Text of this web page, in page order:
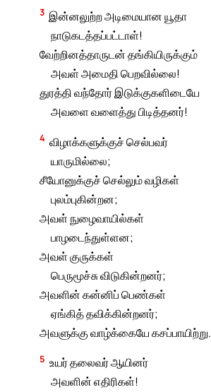
3 இன்னலுற்ற அடிமையான யூதா
நாடுகடத்தப்பட்டாள்!
வேற்றினத்தாருடன் தங்கியிருக்கும்
அவள் அமைதி பெறவில்லை!
துரத்தி வந்தோர் இடுக்குகளிடையே
அவளை வளைத்து பிடித்தனர்!
4 விழாக்களுக்குச் செல்பவர்
யாருமில்லை;
சீயோனுக்குச் செல்லும் வழிகள்
புலம்புகின்றன;
அவள் நுழைவாயில்கள்
பாழடைந்துள்ளன;
அவள் குருக்கள்
பெருமூச்சு விடுகின்றனர்;
அவளின் கன்னிப் பெண்கள்
ஏங்கித் தவிக்கின்றனர்;
அவளுக்கு வாழ்க்கையே கசப்பாயிற்று.
5 உயர் தலைவர் ஆயினர்
அவளின் எதிரிகள்!